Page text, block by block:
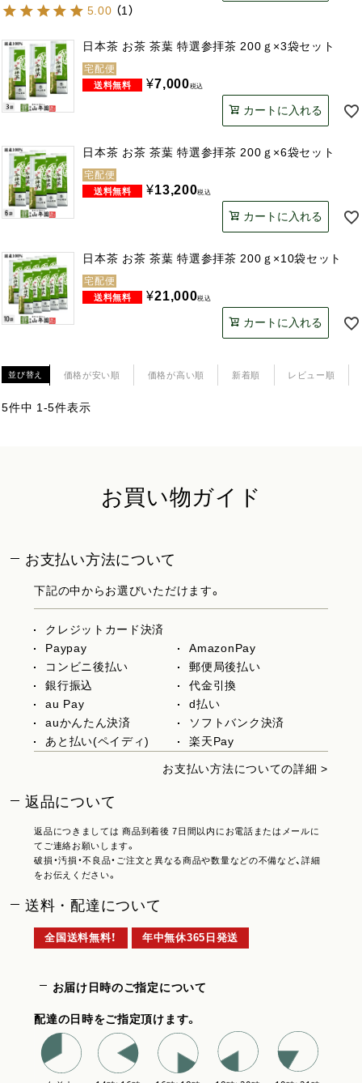
5.00 （1 ）
日本茶 お茶 茶葉 特選参拝茶 200ｇ×3袋セット
宅配便
¥7,000税込
カートに入れる
日本茶 お茶 茶葉 特選参拝茶 200ｇ×6袋セット
宅配便
¥13,200税込
カートに入れる
日本茶 お茶 茶葉 特選参拝茶 200ｇ×10袋セット
宅配便
¥21,000税込
カートに入れる
並び替え 価格が安い順 価格が高い順 新着順 レビュー順
5件中 1 -5件表示
お買い物ガイド
お支払い方法について
下記の中からお選びいただけます。
クレジットカード決済
Paypay
AmazonPay
コンビニ後払い
郵便局後払い
銀行振込
代金引換
au Pay
d払い
auかんたん決済
ソフトバンク決済
あと払い(ペイディ)
楽天Pay
お支払い方法についての詳細 >
返品について
返品につきましては 商品到着後 7日間以内にお電話またはメールに
てご連絡お願いします。
破損・汚損・不良品・ご注文と異なる商品や数量などの不備など、詳細
をお伝えください。
送料・配達について
全国送料無料！ 年中無休365日発送
お届け日時のご指定について
配達の日時をご指定頂けます。